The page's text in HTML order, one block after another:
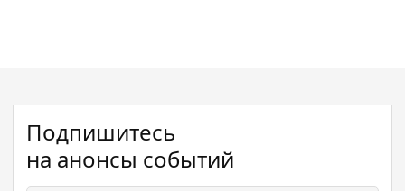
Подпишитесь
на анонсы событий